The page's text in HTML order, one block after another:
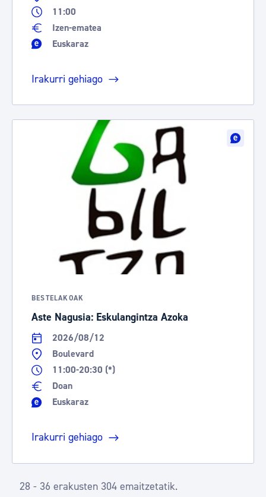
11:00
Izen-ematea
Euskaraz
Irakurri gehiago
BESTELAKOAK
Aste Nagusia: Eskulangintza Azoka
2026/08/12
Boulevard
11:00-20:30 (*)
Doan
Euskaraz
Irakurri gehiago
28 - 36 erakusten 304 emaitzetatik.